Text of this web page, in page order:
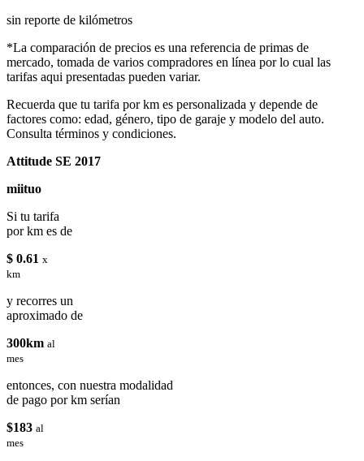
sin reporte de kilómetros
*La comparación de precios es una referencia de primas de
mercado, tomada de varios compradores en línea por lo cual las
tarifas aqui presentadas pueden variar.
Recuerda que tu tarifa por km es personalizada y depende de
factores como: edad, género, tipo de garaje y modelo del auto.
Consulta términos y condiciones.
Attitude SE 2017
miituo
Si tu tarifa
por km es de
$ 0.61 x
km
y recorres un
aproximado de
300km al
mes
entonces, con nuestra modalidad
de pago por km serían
$183 al
mes